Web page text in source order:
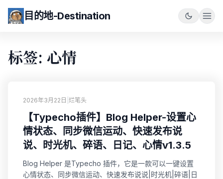
目的地-Destination
标签: 心情
2026年3月22日 烂笔头
【Typecho插件】Blog Helper-设置心
情状态、同步微信运动、快速发布说
说、时光机、碎语、日记、心情v1.3.5
Blog Helper 是Typecho 插件，它是一款可以一键设置
心情状态、同步微信运动、快速发布说说|时光机|碎语|日